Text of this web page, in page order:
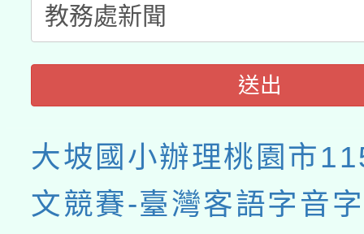
送出
大坡國小辦理桃園市
文競賽-臺灣客語字音